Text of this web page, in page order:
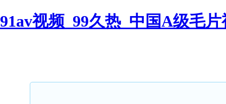
91av视频_99久热_中国A级毛